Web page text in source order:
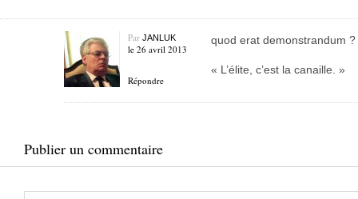
Par JANLUK
le 26 avril 2013
Répondre
quod erat demonstrandum ?
« L’élite, c’est la canaille. »
Publier un commentaire